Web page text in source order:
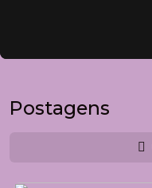
Postagens